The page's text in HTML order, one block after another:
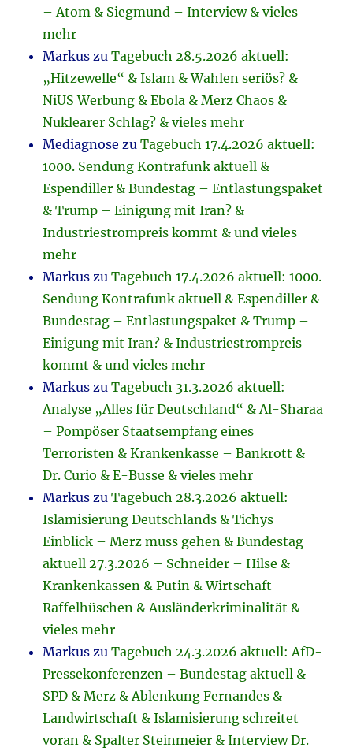
– Atom & Siegmund – Interview & vieles
mehr
Markus zuTagebuch 28.5.2026 aktuell:
„Hitzewelle“ & Islam & Wahlen seriös? &
NiUS Werbung & Ebola & Merz Chaos &
Nuklearer Schlag? & vieles mehr
Mediagnose zuTagebuch 17.4.2026 aktuell:
1000. Sendung Kontrafunk aktuell &
Espendiller & Bundestag – Entlastungspaket
& Trump – Einigung mit Iran? &
Industriestrompreis kommt & und vieles
mehr
Markus zuTagebuch 17.4.2026 aktuell: 1000.
Sendung Kontrafunk aktuell & Espendiller &
Bundestag – Entlastungspaket & Trump –
Einigung mit Iran? & Industriestrompreis
kommt & und vieles mehr
Markus zuTagebuch 31.3.2026 aktuell:
Analyse „Alles für Deutschland“ & Al-Sharaa
– Pompöser Staatsempfang eines
Terroristen & Krankenkasse – Bankrott &
Dr. Curio & E-Busse & vieles mehr
Markus zuTagebuch 28.3.2026 aktuell:
Islamisierung Deutschlands & Tichys
Einblick – Merz muss gehen & Bundestag
aktuell 27.3.2026 – Schneider – Hilse &
Krankenkassen & Putin & Wirtschaft
Raffelhüschen & Ausländerkriminalität &
vieles mehr
Markus zuTagebuch 24.3.2026 aktuell: AfD-
Pressekonferenzen – Bundestag aktuell &
SPD & Merz & Ablenkung Fernandes &
Landwirtschaft & Islamisierung schreitet
voran & Spalter Steinmeier & Interview Dr.